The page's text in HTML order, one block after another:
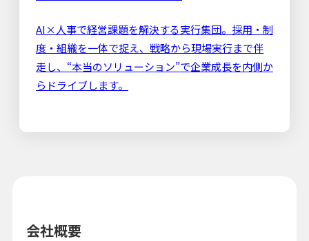
AI×人事で経営課題を解決する実行集団。採用・制
度・組織を一体で捉え、戦略から現場実行まで伴
走し、“本当のソリューション”で企業成長を内側か
らドライブします。
会社概要